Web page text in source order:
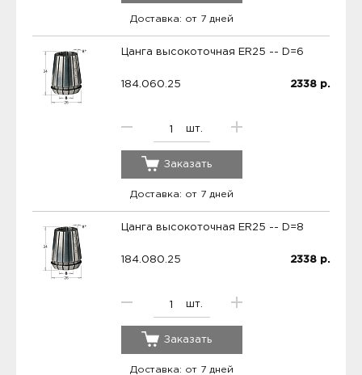
Доставка: от 7 дней
Цанга высокоточная ER25 -- D=6
184.060.25
шт.
2338 р.
Заказать
Доставка: от 7 дней
Цанга высокоточная ER25 -- D=8
184.080.25
шт.
2338 р.
Заказать
Доставка: от 7 дней